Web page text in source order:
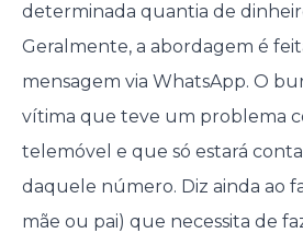
determinada quantia de
Geralmente, a abordagem é
mensagem via WhatsApp. O
vítima que teve um problema
telemóvel e que só estará
daquele número. Diz ainda ao
mãe ou pai) que necessita de